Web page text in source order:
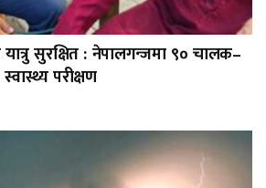
सुरक्षित : नेपालगन्जमा ९० चालक–
परीक्षण